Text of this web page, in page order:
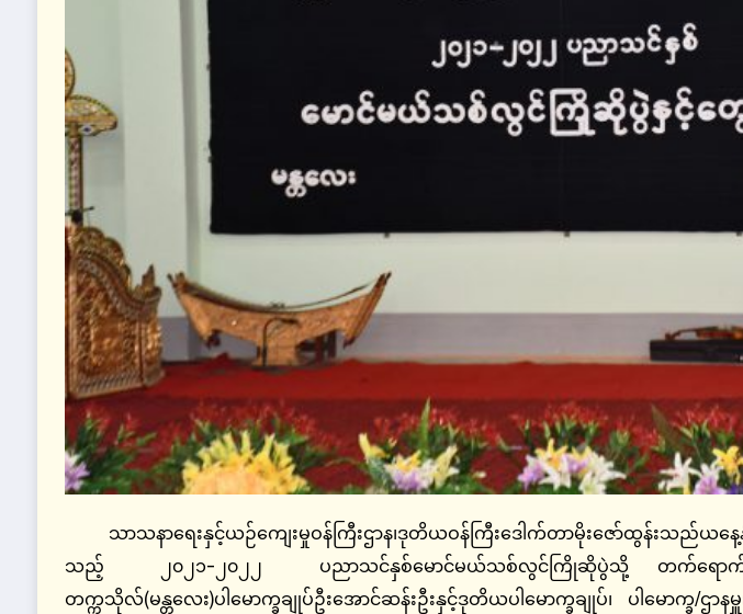
သာသနာရေးနှင့်ယဉ်ကျေးမှုဝန်ကြီးဌာန၊ဒုတိယဝန်ကြီးဒေါက်တာမိုးဇော်ထွန်းသည်
သည့် ၂၀၂၁-၂၀၂၂ ပညာသင်နှစ်မောင်မယ်သစ်လွင်ကြိုဆိုပွဲသို့ တက်ရောက် ချီ
တက္ကသိုလ်(မန္တလေး)ပါမောက္ခချုပ်ဦးအောင်ဆန်းဦးနှင့်ဒုတိယပါမောက္ခချုပ်၊ ပါမောက္ခ/ဌာ